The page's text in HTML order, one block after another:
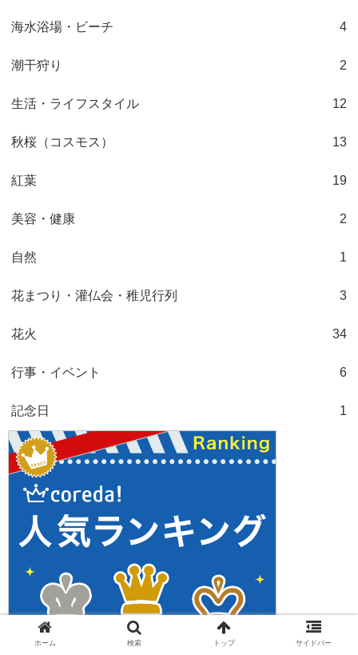
海水浴場・ビーチ 4
潮干狩り 2
生活・ライフスタイル 12
秋桜（コスモス） 13
紅葉 19
美容・健康 2
自然 1
花まつり・灌仏会・稚児行列 3
花火 34
行事・イベント 6
記念日 1
ホーム 検索 トップ サイドバー